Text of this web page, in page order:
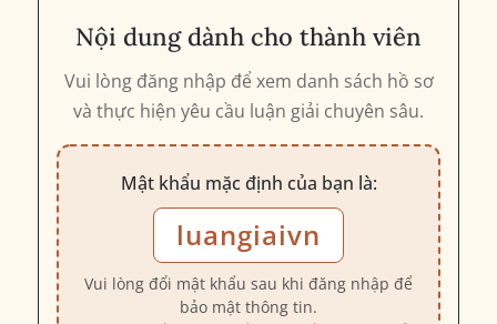
Nội dung dành cho thành viên
Vui lòng đăng nhập để xem danh sách hồ sơ
và thực hiện yêu cầu luận giải chuyên sâu.
Mật khẩu mặc định của bạn là:
luangiaivn
Vui lòng đổi mật khẩu sau khi đăng nhập để
bảo mật thông tin.